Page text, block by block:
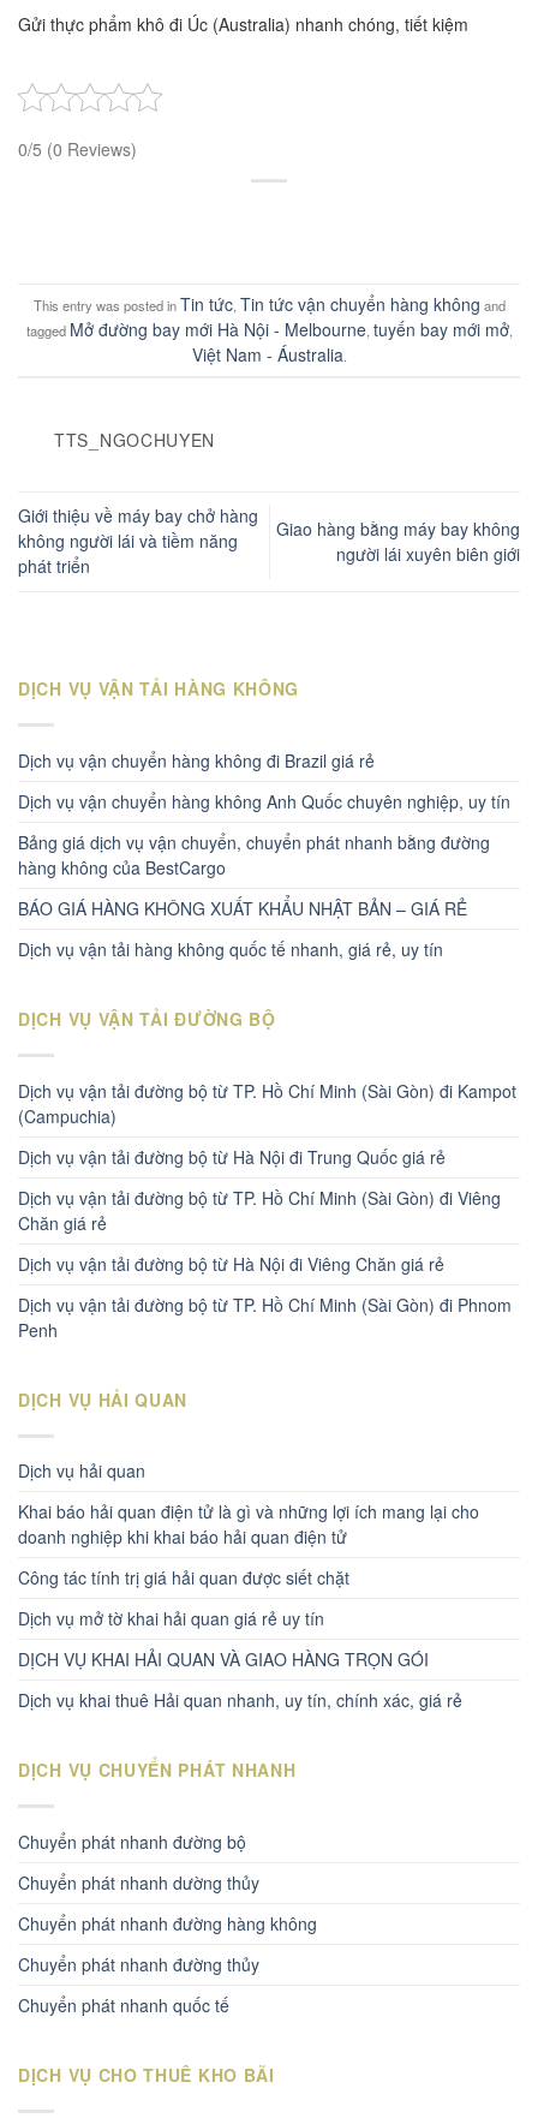
Gửi thực phẩm khô đi Úc (Australia) nhanh chóng, tiết kiệm
0/5 (0 Reviews)
This entry was posted inTin tức, Tin tức vận chuyển hàng không and
tagged Mở đường bay mới Hà Nội - Melbourne, tuyến bay mới mở,
Việt Nam - Áustralia
TTS_NGOCHUYEN
Giới thiệu về máy bay chở hàng
không người lái và tiềm năng
phát triển
Giao hàng bằng máy bay không
người lái xuyên biên giới
DỊCH VỤ VẬN TẢI HÀNG KHÔNG
Dịch vụ vận chuyển hàng không đi Brazil giá rẻ
Dịch vụ vận chuyển hàng không Anh Quốc chuyên nghiệp, uy tín
Bảng giá dịch vụ vận chuyển, chuyển phát nhanh bằng đường
hàng không của BestCargo
BÁO GIÁ HÀNG KHÔNG XUẤT KHẨU NHẬT BẢN – GIÁ RẺ
Dịch vụ vận tải hàng không quốc tế nhanh, giá rẻ, uy tín
DỊCH VỤ VẬN TẢI ĐƯỜNG BỘ
Dịch vụ vận tải đường bộ từ TP. Hồ Chí Minh (Sài Gòn) đi Kampot
(Campuchia)
Dịch vụ vận tải đường bộ từ Hà Nội đi Trung Quốc giá rẻ
Dịch vụ vận tải đường bộ từ TP. Hồ Chí Minh (Sài Gòn) đi Viêng
Chăn giá rẻ
Dịch vụ vận tải đường bộ từ Hà Nội đi Viêng Chăn giá rẻ
Dịch vụ vận tải đường bộ từ TP. Hồ Chí Minh (Sài Gòn) đi Phnom
Penh
DỊCH VỤ HẢI QUAN
Dịch vụ hải quan
Khai báo hải quan điện tử là gì và những lợi ích mang lại cho
doanh nghiệp khi khai báo hải quan điện tử
Công tác tính trị giá hải quan được siết chặt
Dịch vụ mở tờ khai hải quan giá rẻ uy tín
DỊCH VỤ KHAI HẢI QUAN VÀ GIAO HÀNG TRỌN GÓI
Dịch vụ khai thuê Hải quan nhanh, uy tín, chính xác, giá rẻ
DỊCH VỤ CHUYỂN PHÁT NHANH
Chuyển phát nhanh đường bộ
Chuyển phát nhanh dường thủy
Chuyển phát nhanh đường hàng không
Chuyển phát nhanh đường thủy
Chuyển phát nhanh quốc tế
DỊCH VỤ CHO THUÊ KHO BÃI